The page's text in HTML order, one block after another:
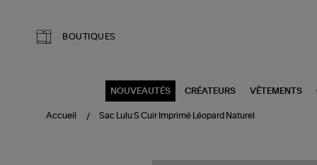
BOUTIQUES
NOUVEAUTÉS CRÉATEURS VÊTEMENTS
Accueil Sac Lulu S Cuir Imprimé Léopard Naturel